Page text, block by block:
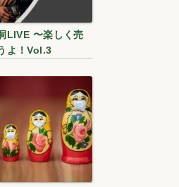
LIVE 〜楽しく売
よ！Vol.3